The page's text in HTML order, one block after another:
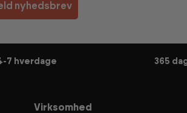
nyhedsbrev
7 hverdage 365
Virksomhed